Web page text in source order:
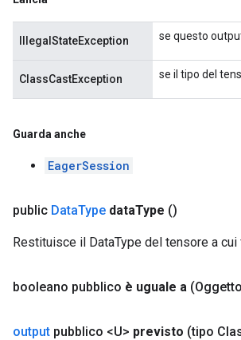
IllegalStateException se questo
ClassCastException se il tipo del
Guarda anche
EagerSession
public DataType dataType ()
Restituisce il DataType del tensore a
booleano pubblico è uguale a
output pubblico <U> previsto (tipo